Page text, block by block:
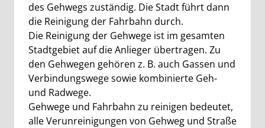
des Gehwegs zuständig. Die Stadt führt dann
die Reinigung der Fahrbahn durch.
Die Reinigung der Gehwege ist im gesamten
Stadtgebiet auf die Anlieger übertragen. Zu
den Gehwegen gehören z. B. auch Gassen und
Verbindungswege sowie kombinierte Geh-
und Radwege.
Gehwege und Fahrbahn zu reinigen bedeutet,
alle Verunreinigungen von Gehweg und Straße